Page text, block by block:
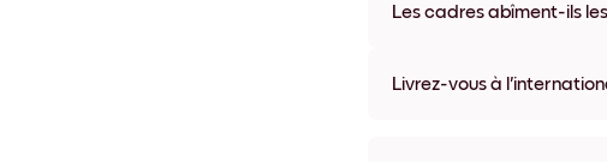
abîmer vos murs.
Les cadres abîment-ils
Livrez-vous à